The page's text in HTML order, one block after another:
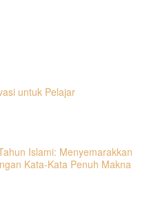
untuk Pelajar
Islami: Menyemarakkan
Kata-Kata Penuh Makna